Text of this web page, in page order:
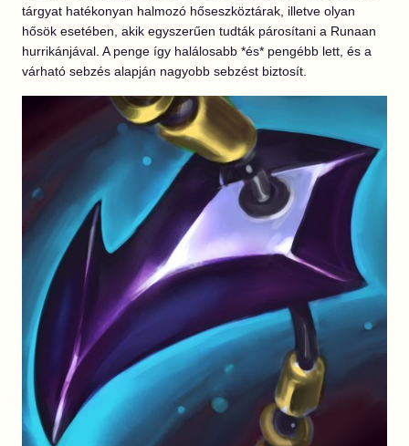
tárgyat hatékonyan halmozó hőseszköztárak, illetve olyan
hősök esetében, akik egyszerűen tudták párosítani a Runaan
hurrikánjával. A penge így halálosabb *és* pengébb lett, és a
várható sebzés alapján nagyobb sebzést biztosít.